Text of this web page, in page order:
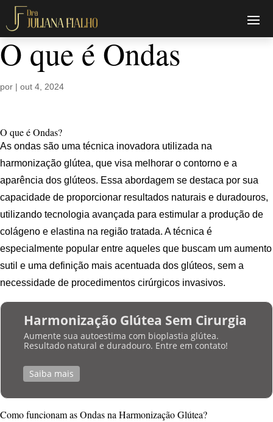
O que é Ondas
por | out 4, 2024
O que é Ondas?
As ondas são uma técnica inovadora utilizada na
harmonização glútea, que visa melhorar o contorno e a
aparência dos glúteos. Essa abordagem se destaca por sua
capacidade de proporcionar resultados naturais e duradouros,
utilizando tecnologia avançada para estimular a produção de
colágeno e elastina na região tratada. A técnica é
especialmente popular entre aqueles que buscam um aumento
sutil e uma definição mais acentuada dos glúteos, sem a
necessidade de procedimentos cirúrgicos invasivos.
Harmonização Glútea Sem Cirurgia
Aumente sua autoestima com bioplastia glútea.
Resultado natural e duradouro. Entre em contato!
Saiba mais
Como funcionam as Ondas na Harmonização Glútea?